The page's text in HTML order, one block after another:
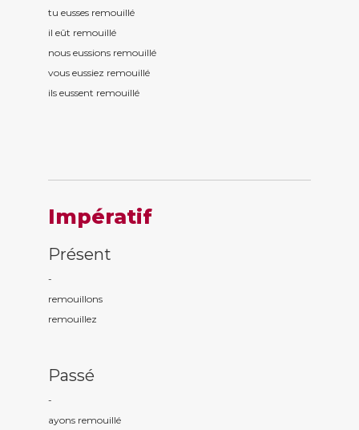
tu eusses remouillé
il eût remouillé
nous eussions remouillé
vous eussiez remouillé
ils eussent remouillé
Impératif
Présent
-
remouillons
remouillez
Passé
-
ayons remouillé